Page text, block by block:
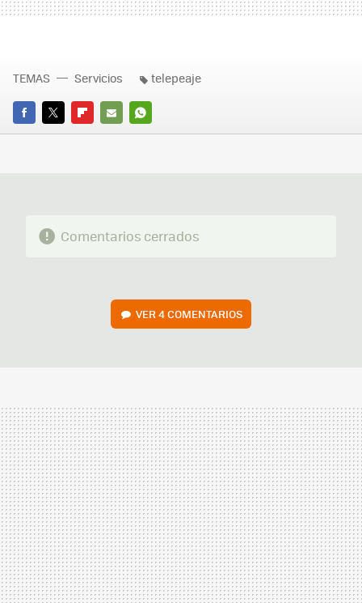
FACEBOOK
TWITTERFLIPBOARD
E-
WHATSAPP
TEMAS Servicios telepeaje
Comentarios cerrados
VER 4 COMENTARIOS